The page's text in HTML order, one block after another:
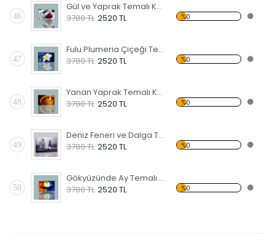
46
Gül ve Yaprak Temalı Kanvas Tablo
3780 TL 2520 TL %0
47
Fulu Plumeria Çiçeği Temalı Kanvas Tablo
3780 TL 2520 TL %0
48
Yanan Yaprak Temalı Kanvas Tablo
3780 TL 2520 TL %0
49
Deniz Feneri ve Dalga Temalı Kanvas Tablo
3780 TL 2520 TL %0
50
Gökyüzünde Ay Temalı Kanvas Tablo
3780 TL 2520 TL %0